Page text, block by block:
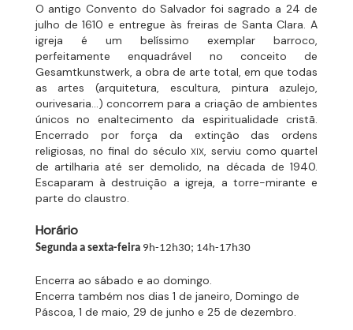
O antigo Convento do Salvador foi sagrado a 24 de
julho de 1610 e entregue às freiras de Santa Clara. A
igreja é um belíssimo exemplar barroco,
perfeitamente enquadrável no conceito de
Gesamtkunstwerk, a obra de arte total, em que todas
as artes (arquitetura, escultura, pintura azulejo,
ourivesaria…) concorrem para a criação de ambientes
únicos no enaltecimento da espiritualidade cristã.
Encerrado por força da extinção das ordens
religiosas, no final do séculoXIX, serviu como quartel
de artilharia até ser demolido, na década de 1940.
Escaparam à destruição a igreja, a torre-mirante e
parte do claustro.
Horário
Segunda a sexta-feira9h-12h30; 14h-17h30
Encerra ao sábado e ao domingo.
Encerra também nos dias 1 de janeiro, Domingo de
Páscoa, 1 de maio, 29 de junho e 25 de dezembro.